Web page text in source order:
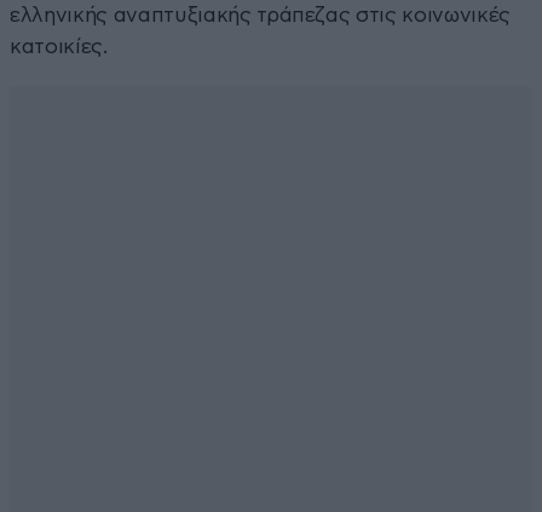
ελληνικής αναπτυξιακής τράπεζας στις κοινωνικές
κατοικίες.